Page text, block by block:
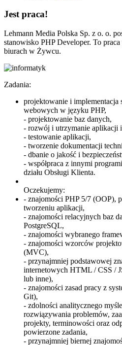
Jest praca!
Lehmann Media Polska Sp. z o. o.
stanowisko PHP Developer. To
biurach w Żywcu.
Zadania:
projektowanie i
webowych w języku PHP,
- projektowanie baz danych,
- rozwój i utrzymanie aplikacji
- testowanie aplikacji,
- tworzenie dokumentacji
- dbanie o jakość i
- współpraca z innymi
działu Obsługi Klienta.
Oczekujemy:
- znajomości PHP 5/7 (OOP),
tworzeniu aplikacji,
- znajomości relacyjnych baz
PostgreSQL,
- znajomości wybranego
- znajomości wzorców
(MVC),
- przynajmniej podstawowej
internetowych HTML / CSS /
lub inne),
- znajomości zasad pracy z
Git),
- zdolności analitycznego
rozwiązywania problemów,
projekty, terminowości oraz
powierzone zadania,
- przynajmniej biernej